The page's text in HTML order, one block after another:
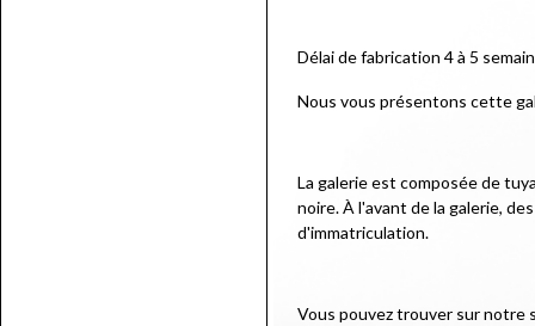
Délai de fabrication 4 à 5
Nous vous présentons cette
La galerie est composée de
noire. À l'avant de la galerie,
d'immatriculation.
Vous pouvez trouver sur notre